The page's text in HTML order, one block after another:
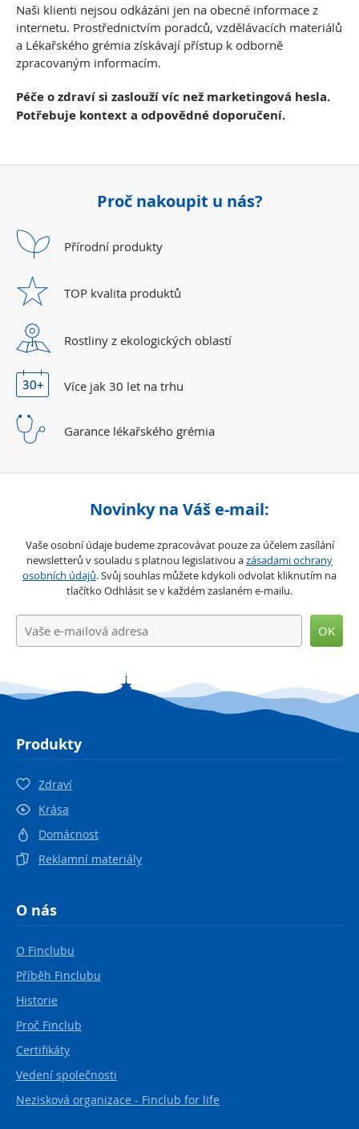
Naši klienti nejsou odkázáni jen na obecné informace z
internetu. Prostřednictvím poradců, vzdělávacích materiálů
a Lékařského grémia získávají přístup k odborně
zpracovaným informacím.
Péče o zdraví si zaslouží víc než marketingová hesla.
Potřebuje kontext a odpovědné doporučení.
Proč nakoupit u nás?
Přírodní produkty
TOP kvalita produktů
Rostliny z ekologických oblastí
Více jak 30 let na trhu
Garance lékařského grémia
Novinky na Váš e-mail:
Vaše osobní údaje budeme zpracovávat pouze za účelem zasílání
newsletterů v souladu s platnou legislativou azásadami ochrany
osobních údajů. Svůj souhlas můžete kdykoli odvolat kliknutím na
tlačítko Odhlásit se v každém zaslaném e-mailu.
OK
Produkty
Zdraví
Krása
Domácnost
Reklamní materiály
O nás
O Finclubu
Příběh Finclubu
Historie
Proč Finclub
Certifikáty
Vedení společnosti
Nezisková organizace - Finclub for life